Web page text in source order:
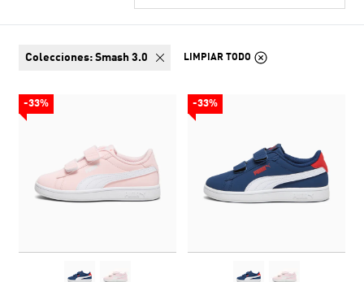
colecciones: Smash 3.0 LIMPIAR TODO
-33% -33%